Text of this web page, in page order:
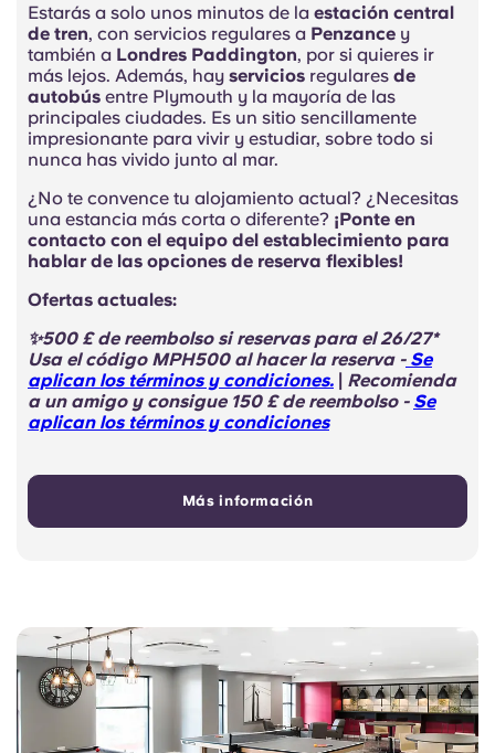
Estarás a solo unos minutos de la estación central
de tren, con servicios regulares a Penzance y
también a Londres Paddington, por si quieres ir
más lejos. Además, hay servicios regulares de
autobús entre Plymouth y la mayoría de las
principales ciudades. Es un sitio sencillamente
impresionante para vivir y estudiar, sobre todo si
nunca has vivido junto al mar.
¿No te convence tu alojamiento actual? ¿Necesitas
una estancia más corta o diferente? ¡Ponte en
contacto con el equipo del establecimiento para
hablar de las opciones de reserva flexibles!
Ofertas actuales:
✨500 £ de reembolso si reservas para el 26/27*
Usa el código MPH500 al hacer la reserva-Se
aplican los términos y condiciones. | Recomienda
a un amigo y consigue 150 £ de reembolso - Se
aplican los términos y condiciones
Más información